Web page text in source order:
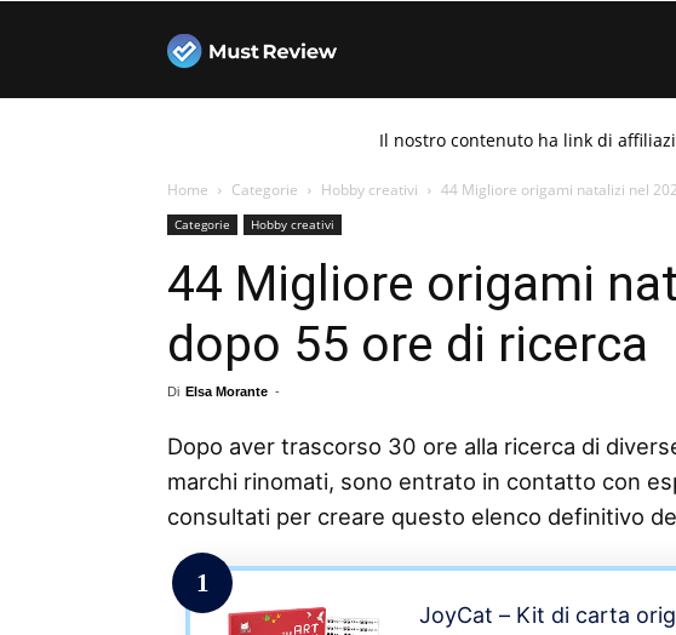
Must
ReviewIl nostro contenuto ha link di
Home Categorie Hobby creativi 44 Migliore origami natalizi nel
Categorie Hobby creativi
44 Migliore origami
dopo 55 ore di ricerca
Di Elsa Morante -
Dopo aver trascorso 30 ore alla ricerca di
marchi rinomati, sono entrato in contatto con
consultati per creare questo elenco definitivo
1
JoyCat – Kit di carta